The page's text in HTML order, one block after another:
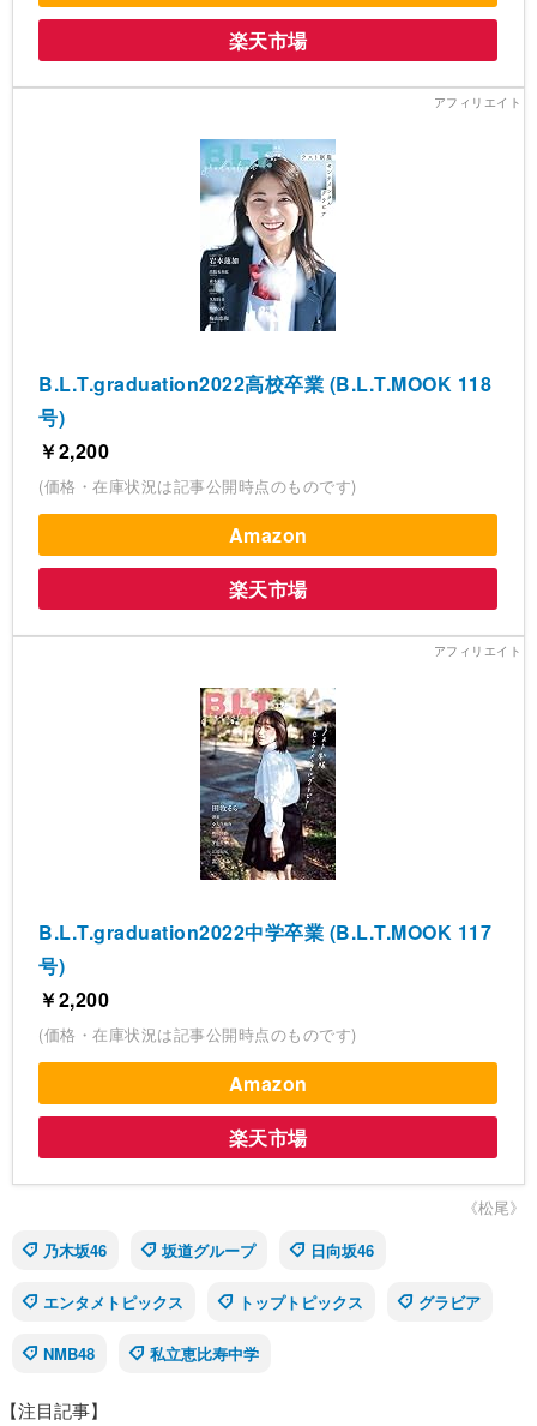
楽天市場
B.L.T.graduation2022高校卒業 (B.L.T.MOOK 118
号)
￥2,200
(価格・在庫状況は記事公開時点のものです)
Amazon
楽天市場
B.L.T.graduation2022中学卒業 (B.L.T.MOOK 117
号)
￥2,200
(価格・在庫状況は記事公開時点のものです)
Amazon
楽天市場
《松尾》
乃木坂46
坂道グループ 日向坂46
エンタメトピックス トップトピックス グラビア
NMB48 私立恵比寿中学
【注目記事】